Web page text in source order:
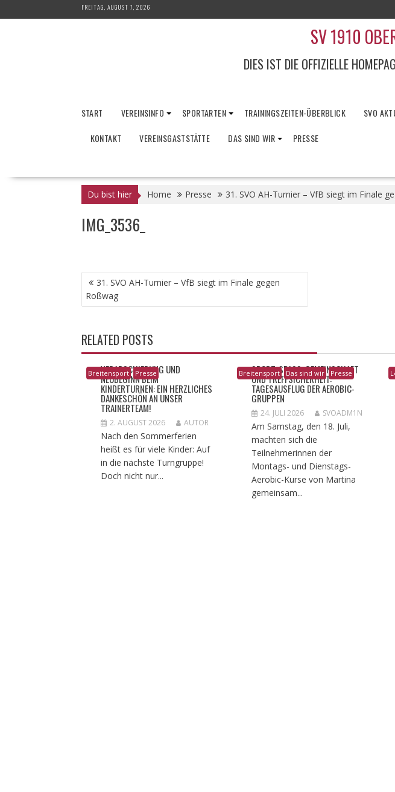
to
FREITAG, AUGUST 7, 2026
SV 1910
DIES IST DIE OFFIZIELLE
START VEREINSINFO SPORTARTEN TRAININGSZEITEN-ÜBERBLICK SVO
KONTAKT
VEREINSGASTSTÄTTE DAS SIND WIR PRESSE
Du bist hier Home Presse 31. SVO AH-Turnier – VfB siegt im Finale
IMG_3536_
BEITRAGSNAVIGATION
31. SVO AH-Turnier – VfB siegt im Finale gegen
Roßwag
RELATED POSTS
Breitensport Presse
VERABSCHIEDUNG UND
NEUBEGINN BEIM
KINDERTURNEN: EIN HERZLICHES
DANKESCHÖN AN UNSER
TRAINERTEAM!
2. AUGUST 2026 AUTOR
Nach den Sommerferien
heißt es für viele Kinder: Auf
in die nächste Turngruppe!
Doch nicht nur...
Breitensport Das sind wir Presse
​SPORT, SPASS, GEMEINSCHAFT U
ND TREFFSICHERHEIT: T
AGESAUSFLUG DER AEROBIC-G
RUPPEN
24. JULI 2026 SVOADM1N
Am Samstag, den 18. Juli,
machten sich die
Teilnehmerinnen der
Montags- und Dienstags-
Aerobic-Kurse von Martina
gemeinsam...